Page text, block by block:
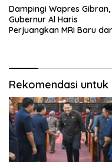
Dampingi Wapres Gibran,
Gubernur Al Haris
Perjuangkan MRI Baru
Rekomendasi untuk